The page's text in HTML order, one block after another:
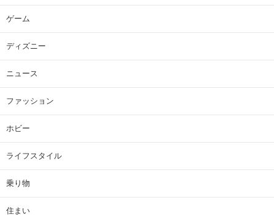
ゲーム
ディズニー
ニュース
ファッション
ホビー
ライフスタイル
乗り物
住まい